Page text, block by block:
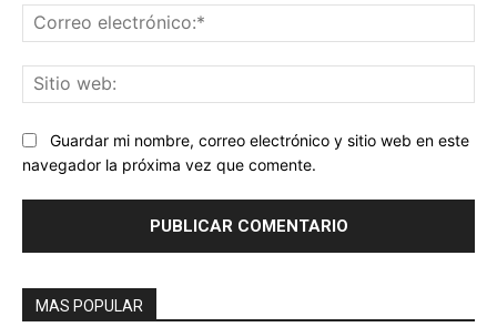
Guardar mi nombre, correo electrónico y sitio web en este
navegador la próxima vez que comente.
MAS POPULAR